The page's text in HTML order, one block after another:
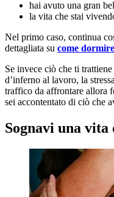
hai avuto una gran
la vita che stai
Nel primo caso, continua
dettagliata su come
Se invece ciò che ti
d’inferno al lavoro, la
traffico da affrontare allora
sei accontentato di ciò che
Sognavi una vita